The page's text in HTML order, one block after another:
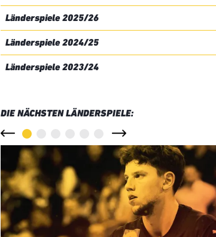
Länderspiele 2025/26
Länderspiele 2024/25
Länderspiele 2023/24
DIE NÄCHSTEN LÄNDERSPIELE: